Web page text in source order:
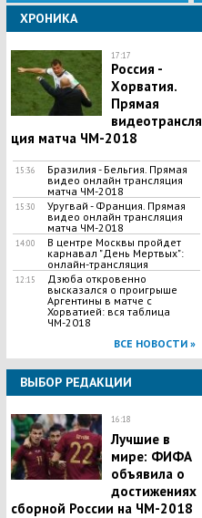
ХРОНИКА
17:17
Россия -
Хорватия.
Прямая
видеотрансля
ция матча ЧМ-2018
15:36
Бразилия - Бельгия. Прямая
видео онлайн трансляция
матча ЧМ-2018
15:30
Уругвай - Франция. Прямая
видео онлайн трансляция
матча ЧМ-2018
14:00
В центре Москвы пройдет
карнавал "День Мертвых":
онлайн-трансляция
12:15
Дзюба откровенно
высказался о проигрыше
Аргентины в матче с
Хорватией: вся таблица
ЧМ-2018
ВСЕ НОВОСТИ »
ВЫБОР РЕДАКЦИИ
16:18
Лучшие в
мире: ФИФА
объявила о
достижениях
сборной России на ЧМ-2018